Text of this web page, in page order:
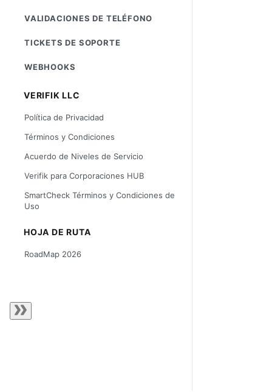
VALIDACIONES DE TELÉFONO
TICKETS DE SOPORTE
WEBHOOKS
VERIFIK LLC
Política de Privacidad
Términos y Condiciones
Acuerdo de Niveles de Servicio
Verifik para Corporaciones HUB
SmartCheck Términos y Condiciones de
Uso
HOJA DE RUTA
RoadMap 2026